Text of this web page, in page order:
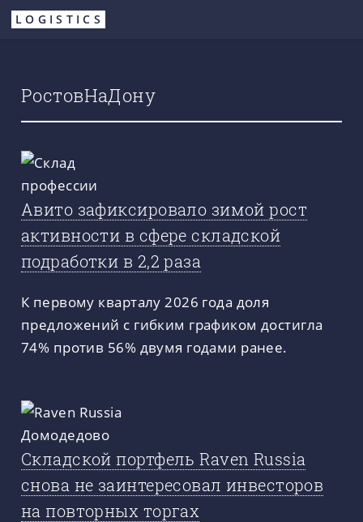
Перейти
LOGISTICS
РостовНаДону
Авито зафиксировало зимой рост
активности в сфере складской
подработки в 2,2 раза
К первому кварталу 2026 года доля
предложений с гибким графиком достигла
74% против 56% двумя годами ранее.
Складской портфель Raven Russia
снова не заинтересовал инвесторов
на повторных торгах